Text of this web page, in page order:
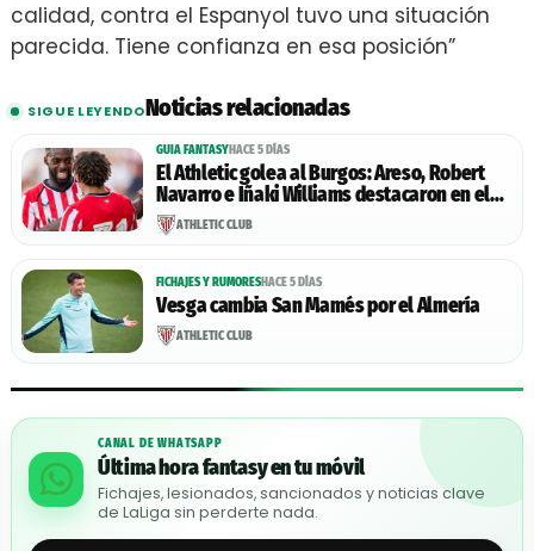
calidad, contra el Espanyol tuvo una situación
parecida. Tiene confianza en esa posición”
SIGUE LEYENDONoticias relacionadas
GUIA FANTASYHACE 5 DÍAS
El Athletic golea al Burgos: Areso, Robert
Navarro e Iñaki Williams destacaron en el
encuentro.
ATHLETIC CLUB
FICHAJES Y RUMORESHACE 5 DÍAS
Vesga cambia San Mamés por el Almería
ATHLETIC CLUB
CANAL DE WHATSAPP
Última hora fantasy en tu móvil
Fichajes, lesionados, sancionados y noticias clave
de LaLiga sin perderte nada.